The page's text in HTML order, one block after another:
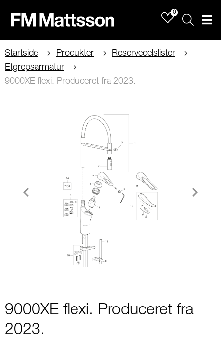
0
Sök
Startside Produkter
Reservedelslister
Etgrepsarmatur
9000XE flexi. Produceret fra 2023.
9000XE flexi. Produceret fra
2023.